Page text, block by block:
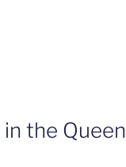
the Queen